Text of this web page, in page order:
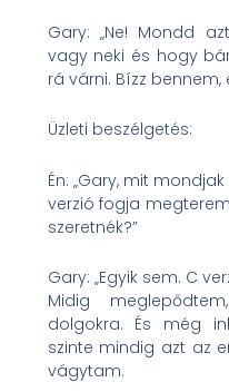
Gary: „Ne! Mondd
vagy neki és hogy
rá várni. Bízz bennem,
Üzleti beszélgetés:
Én: „Gary, mit
verzió fogja
szeretnék?”
Gary: „Egyik sem. C
Midig
dolgokra. És még
szinte mindig azt az
vágytam.